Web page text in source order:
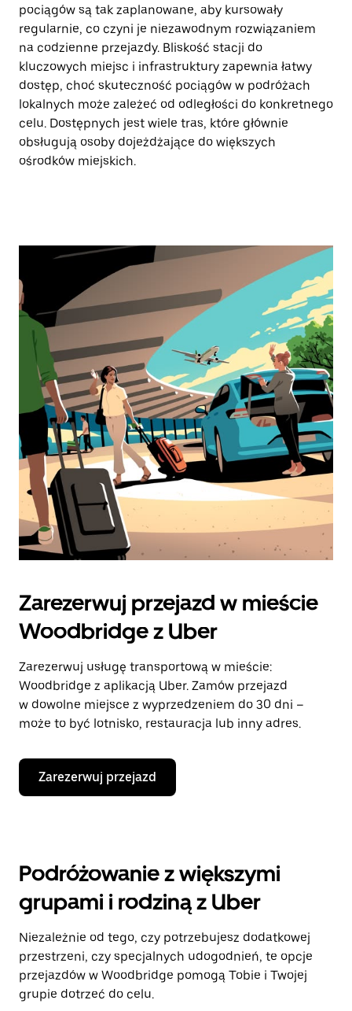
pociągów są tak zaplanowane, aby kursowały
regularnie, co czyni je niezawodnym rozwiązaniem
na codzienne przejazdy. Bliskość stacji do
kluczowych miejsc i infrastruktury zapewnia łatwy
dostęp, choć skuteczność pociągów w podróżach
lokalnych może zależeć od odległości do konkretnego
celu. Dostępnych jest wiele tras, które głównie
obsługują osoby dojeżdżające do większych
ośrodków miejskich.
Zarezerwuj przejazd w mieście
Woodbridge z Uber
Zarezerwuj usługę transportową w mieście:
Woodbridge z aplikacją Uber. Zamów przejazd
w dowolne miejsce z wyprzedzeniem do 30 dni –
może to być lotnisko, restauracja lub inny adres.
Zarezerwuj przejazd
Podróżowanie z większymi
grupami i rodziną z Uber
Niezależnie od tego, czy potrzebujesz dodatkowej
przestrzeni, czy specjalnych udogodnień, te opcje
przejazdów w Woodbridge pomogą Tobie i Twojej
grupie dotrzeć do celu.